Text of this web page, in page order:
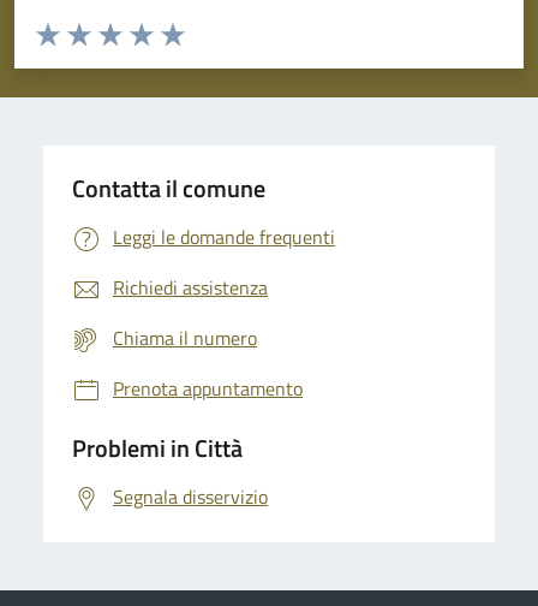
Domanda
Valuta da 1 a 5 stelle la pagina
Valuta 5 stelle su 5
Valuta 4 stelle su 5
Valuta 3 stelle su 5
Valuta 2 stelle su 5
Valuta 1 stelle su 5
Contatta il comune
Leggi le domande frequenti
Richiedi assistenza
Chiama il numero
Prenota appuntamento
Problemi in Città
Segnala disservizio